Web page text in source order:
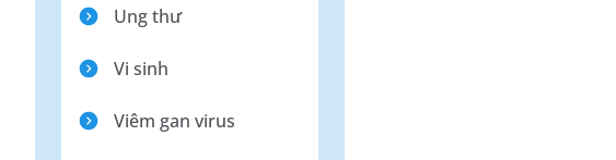
Ung thư
Vi sinh
Viêm gan virus